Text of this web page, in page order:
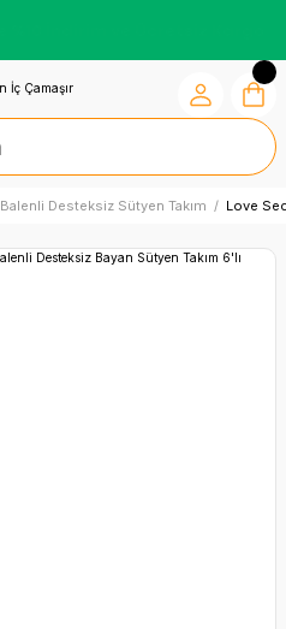
Balenli Desteksiz Sütyen Takım Love